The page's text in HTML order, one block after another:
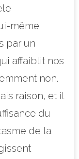
même
par un
affaiblit nos
non.
raison, et il
du
de la